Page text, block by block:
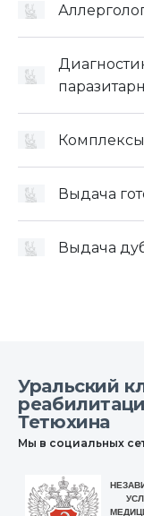
Комплексы
Выдача
Выдача
Уральский
Тетюхина
Мы в социальных